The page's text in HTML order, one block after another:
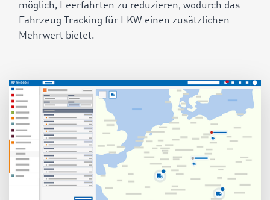
möglich, Leerfahrten zu reduzieren, wodurch das
Fahrzeug Tracking für LKW einen zusätzlichen
Mehrwert bietet.